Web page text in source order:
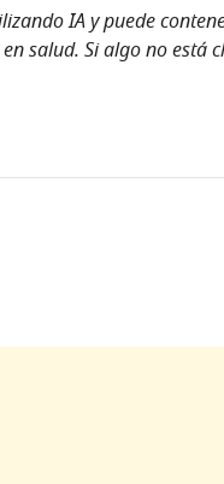
IA y puede
salud. Si algo no está